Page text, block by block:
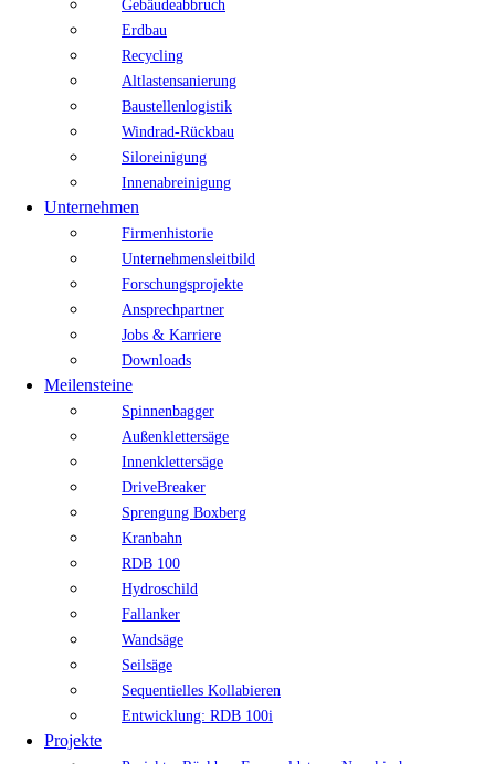
Gebäudeabbruch
Erdbau
Recycling
Altlastensanierung
Baustellenlogistik
Windrad-Rückbau
Siloreinigung
Innenabreinigung
Unternehmen
Firmenhistorie
Unternehmensleitbild
Forschungsprojekte
Ansprechpartner
Jobs & Karriere
Downloads
Meilensteine
Spinnenbagger
Außenklettersäge
Innenklettersäge
DriveBreaker
Sprengung Boxberg
Kranbahn
RDB 100
Hydroschild
Fallanker
Wandsäge
Seilsäge
Sequentielles Kollabieren
Entwicklung: RDB 100i
Projekte